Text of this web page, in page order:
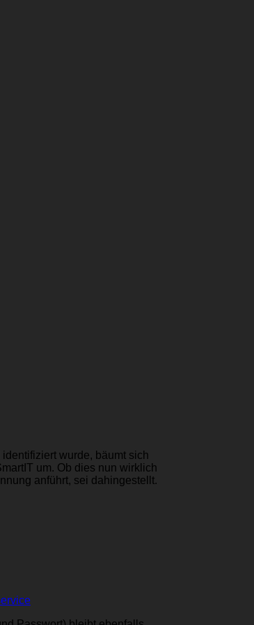
wurde, bäumt sich
um. Ob dies nun wirklich
anführt, sei dahingestellt.